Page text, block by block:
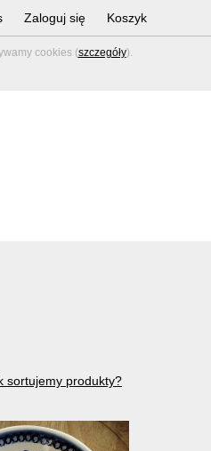
cookies (szczegóły).
Zaloguj się Koszyk
sortujemy produkty?